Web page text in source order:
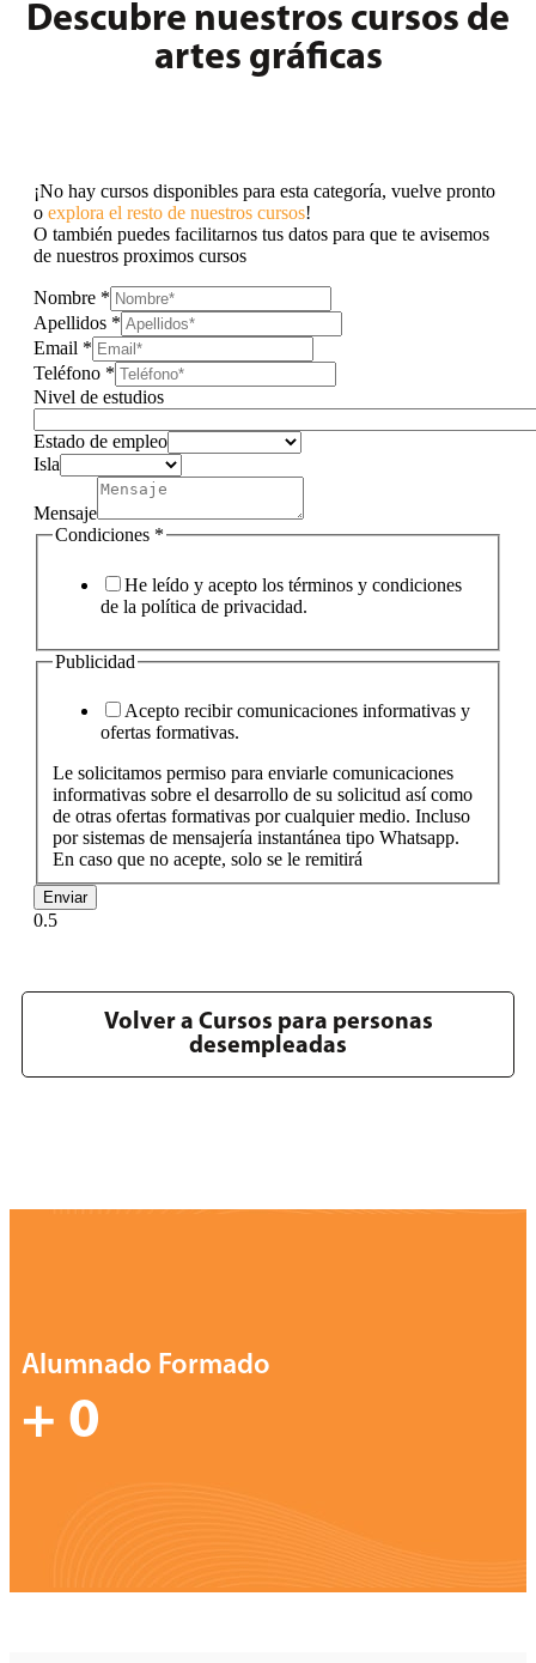
Descubre nuestros cursos de
artes gráficas
¡No hay cursos disponibles para esta categoría, vuelve pronto
o explora el resto de nuestros cursos!
O también puedes facilitarnos tus datos para que te avisemos
de nuestros proximos cursos
Nombre *
Apellidos *
Email *
Teléfono *
Nivel de estudios
Estado de empleo
Isla
Mensaje
Condiciones *
He leído y acepto los términos y condiciones
de la política de privacidad.
Publicidad
Acepto recibir comunicaciones informativas y
ofertas formativas.
Le solicitamos permiso para enviarle comunicaciones
informativas sobre el desarrollo de su solicitud así como
de otras ofertas formativas por cualquier medio. Incluso
por sistemas de mensajería instantánea tipo Whatsapp.
En caso que no acepte, solo se le remitirá
Enviar
Volver a Cursos para personas
desempleadas
Alumnado Formado
+ 0